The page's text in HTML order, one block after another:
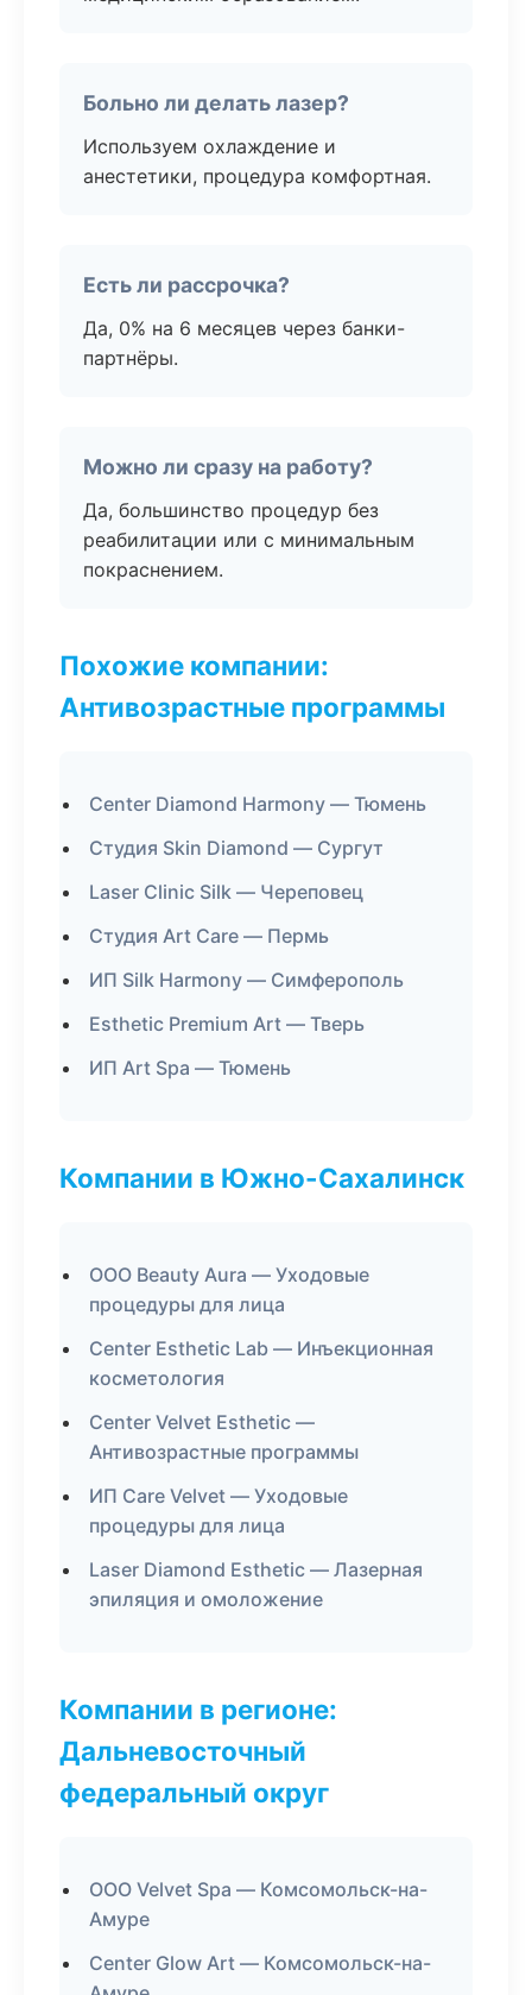
Больно ли делать лазер?
Используем охлаждение и
анестетики, процедура комфортная.
Есть ли рассрочка?
Да, 0% на 6 месяцев через банки-
партнёры.
Можно ли сразу на работу?
Да, большинство процедур без
реабилитации или с минимальным
покраснением.
Похожие компании:
Антивозрастные программы
Center Diamond Harmony — Тюмень
Студия Skin Diamond — Сургут
Laser Clinic Silk — Череповец
Студия Art Care — Пермь
ИП Silk Harmony — Симферополь
Esthetic Premium Art — Тверь
ИП Art Spa — Тюмень
Компании в Южно-Сахалинск
ООО Beauty Aura — Уходовые
процедуры для лица
Center Esthetic Lab — Инъекционная
косметология
Center Velvet Esthetic —
Антивозрастные программы
ИП Care Velvet — Уходовые
процедуры для лица
Laser Diamond Esthetic — Лазерная
эпиляция и омоложение
Компании в регионе:
Дальневосточный
федеральный округ
ООО Velvet Spa — Комсомольск-на-
Амуре
Center Glow Art — Комсомольск-на-